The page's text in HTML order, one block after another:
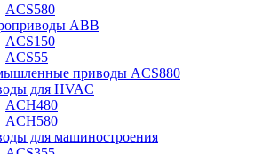
ACS580
ABB
ACS150
ACS55
приводы ACS880
для HVAC
ACH480
ACH580
для машиностроения